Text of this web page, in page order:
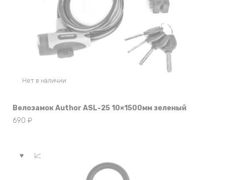
Нет в наличии
Велозамок Author ASL-25 10×1500мм зеленый
690 ₽